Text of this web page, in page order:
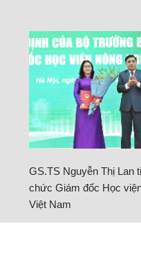
GS.TS Nguyễn Thị Lan
chức Giám đốc Học
Việt Nam